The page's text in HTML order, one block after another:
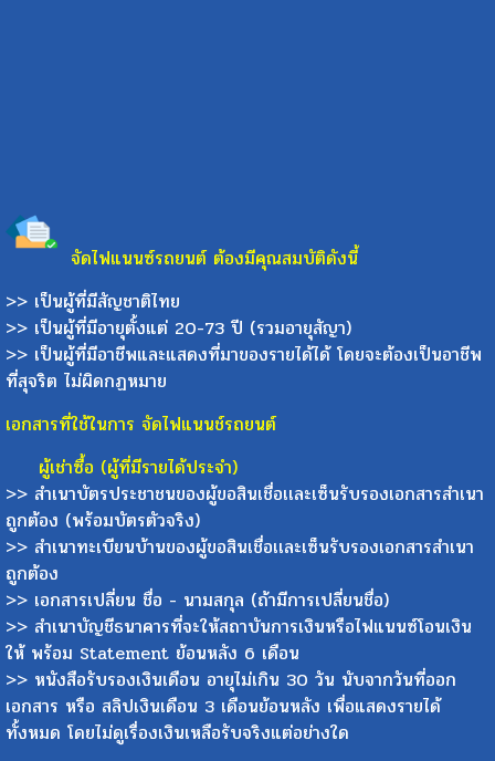
จัดไฟแนนซ์รถยนต์ ต้องมีคุณสมบัติดังนี้
>> เป็นผู้ที่มีสัญชาติไทย
>> เป็นผู้ที่มีอายุตั้งแต่ 20-73 ปี (รวมอายุสัญา)
>> เป็นผู้ที่มีอาชีพและแสดงที่มาของรายได้ได้ โดยจะต้องเป็นอาชีพ
ที่สุจริต ไม่ผิดกฏหมาย
เอกสารที่ใช้ในการ จัดไฟแนนช์รถยนต์
ผู้เช่าซื้อ (ผู้ที่มีรายได้ประจำ)
>> สำเนาบัตรประชาชนของผู้ขอสินเชื่อเเละเซ็นรับรองเอกสารสำเนา
ถูกต้อง (พร้อมบัตรตัวจริง)
>> สำเนาทะเบียนบ้านของผู้ขอสินเชื่อเเละเซ็นรับรองเอกสารสำเนา
ถูกต้อง
>> เอกสารเปลี่ยน ชื่อ - นามสกุล (ถ้ามีการเปลี่ยนชื่อ)
>> สำเนาบัญชีธนาคารที่จะให้สถาบันการเงินหรือไฟแนนซ์โอนเงิน
ให้ พร้อม Statement ย้อนหลัง 6 เดือน
>> หนังสือรับรองเงินเดือน อายุไม่เกิน 30 วัน นับจากวันที่ออก
เอกสาร หรือ สลิปเงินเดือน 3 เดือนย้อนหลัง เพื่อแสดงรายได้
ทั้งหมด โดยไม่ดูเรื่องเงินเหลือรับจริงแต่อย่างใด